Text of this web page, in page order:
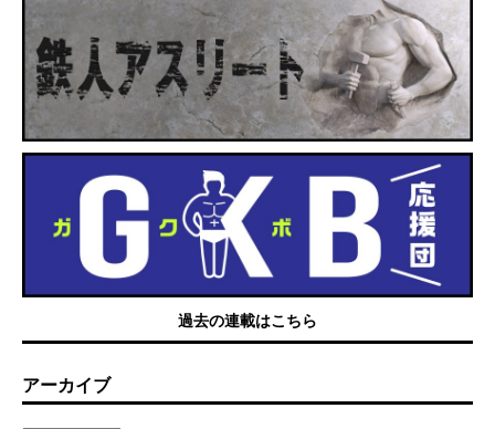
過去の連載はこちら
アーカイブ